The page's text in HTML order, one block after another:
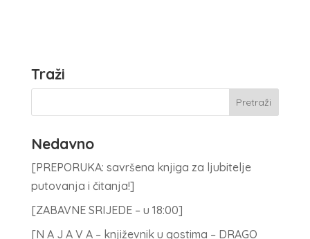
Traži
Nedavno
[PREPORUKA: savršena knjiga za ljubitelje
putovanja i čitanja!]
[ZABAVNE SRIJEDE – u 18:00]
[N A J A V A – književnik u gostima – DRAGO